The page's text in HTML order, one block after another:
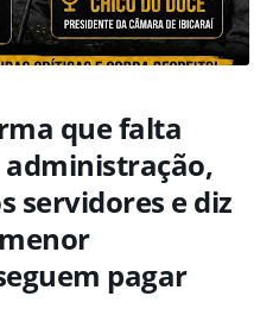
que falta
servidores e diz
pagar